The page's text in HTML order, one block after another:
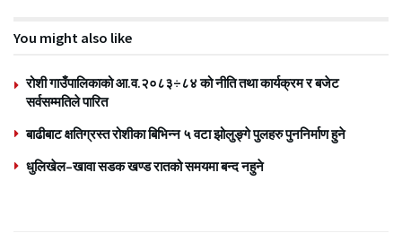
You might also like
रोशी गाउँपालिकाको आ.व.२०८३÷८४ को नीति तथा कार्यक्रम र बजेट
सर्वसम्मतिले पारित
बाढीबाट क्षतिग्रस्त रोशीका बिभिन्न ५ वटा झोलुङ्गे पुलहरु पुननिर्माण हुने
धुलिखेल–खावा सडक खण्ड रातको समयमा बन्द नहुने